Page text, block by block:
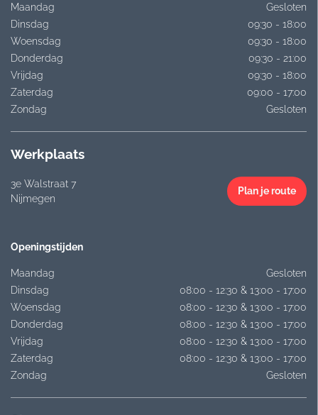
Maandag
Gesloten
Dinsdag
09:30 - 18:00
Woensdag
09:30 - 18:00
Donderdag
09:30 - 21:00
Vrijdag
09:30 - 18:00
Zaterdag
09:00 - 17:00
Zondag
Gesloten
Werkplaats
3e Walstraat 7
Nijmegen
Plan je route
Openingstijden
Maandag
Gesloten
Dinsdag
08:00 - 12:30 & 13:00 - 17:00
Woensdag
08:00 - 12:30 & 13:00 - 17:00
Donderdag
08:00 - 12:30 & 13:00 - 17:00
Vrijdag
08:00 - 12:30 & 13:00 - 17:00
Zaterdag
08:00 - 12:30 & 13:00 - 17:00
Zondag
Gesloten